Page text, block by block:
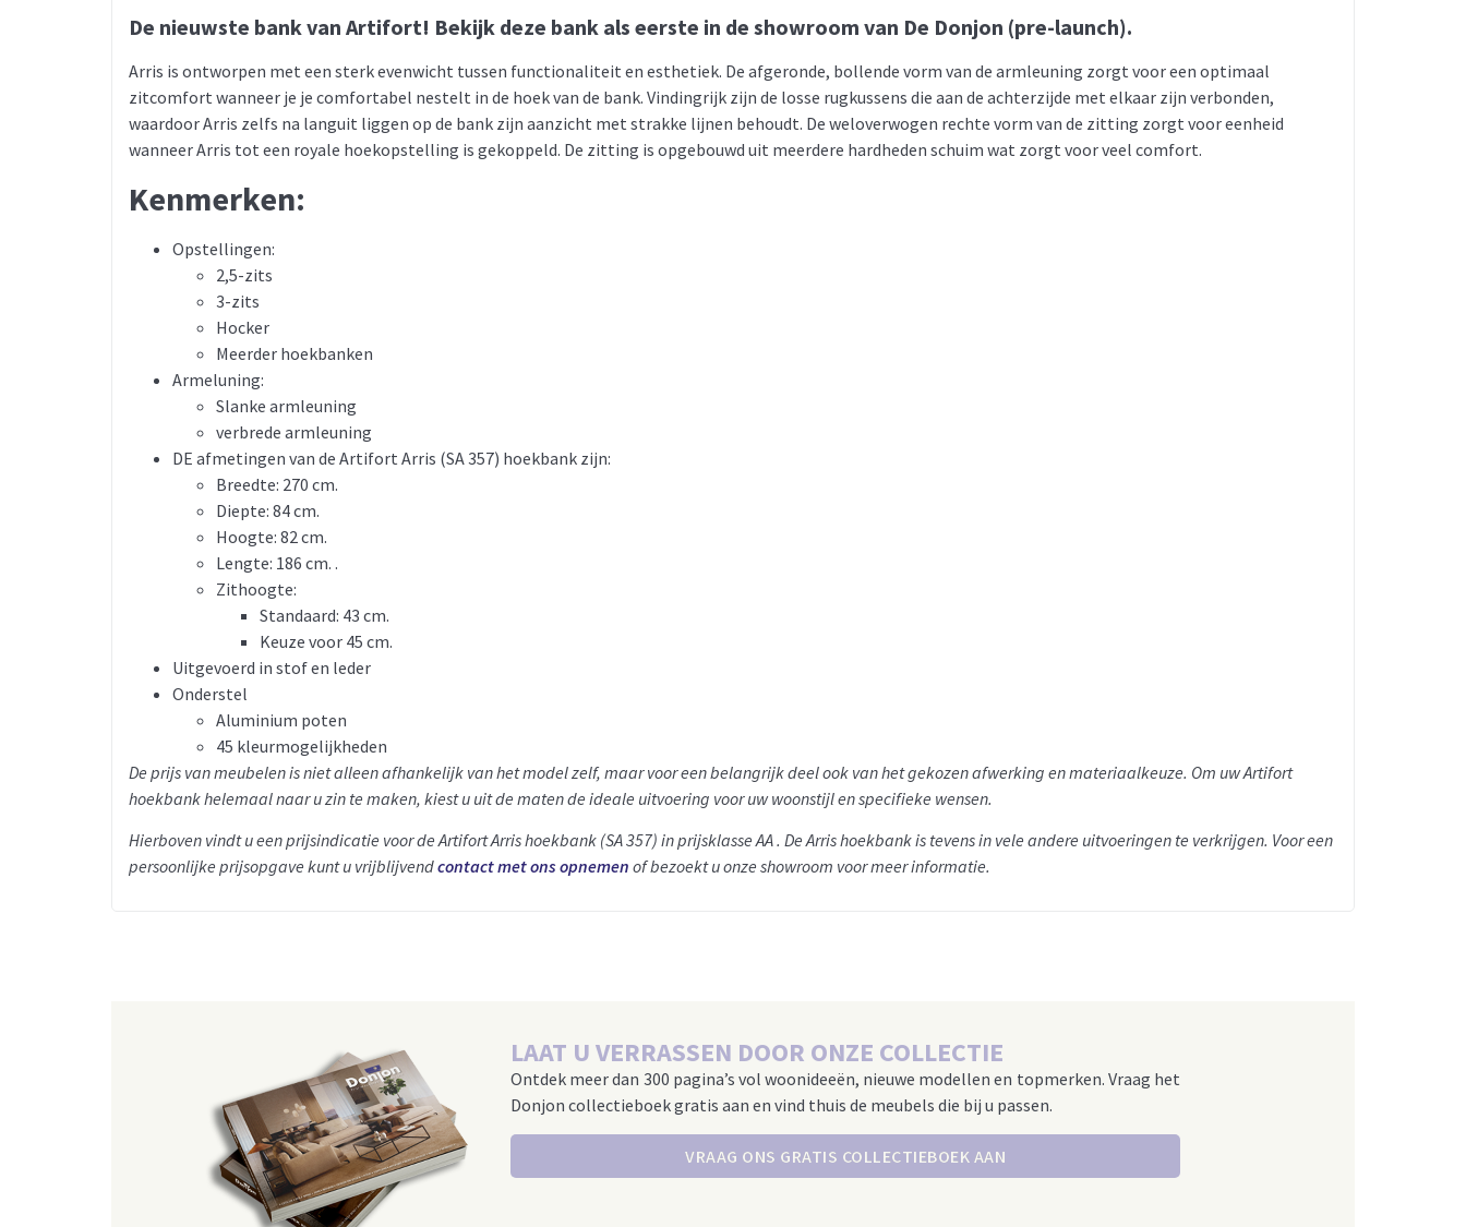
De nieuwste bank van Artifort! Bekijk deze bank als eerste in de showroom van De Donjon (pre-launch).
Arris is ontworpen met een sterk evenwicht tussen functionaliteit en esthetiek. De afgeronde, bollende vorm van de armleuning zorgt voor een optimaal
zitcomfort wanneer je je comfortabel nestelt in de hoek van de bank. Vindingrijk zijn de losse rugkussens die aan de achterzijde met elkaar zijn verbonden,
waardoor Arris zelfs na languit liggen op de bank zijn aanzicht met strakke lijnen behoudt. De weloverwogen rechte vorm van de zitting zorgt voor eenheid
wanneer Arris tot een royale hoekopstelling is gekoppeld. De zitting is opgebouwd uit meerdere hardheden schuim wat zorgt voor veel comfort.
Kenmerken:
Opstellingen:
2,5-zits
3-zits
Hocker
Meerder hoekbanken
Armeluning:
Slanke armleuning
verbrede armleuning
DE afmetingen van de Artifort Arris (SA 357) hoekbank zijn:
Breedte: 270 cm.
Diepte: 84 cm.
Hoogte: 82 cm.
Lengte: 186 cm. .
Zithoogte:
Standaard: 43 cm.
Keuze voor 45 cm.
Uitgevoerd in stof en leder
Onderstel
Aluminium poten
45 kleurmogelijkheden
De prijs van meubelen is niet alleen afhankelijk van het model zelf, maar voor een belangrijk deel ook van het gekozen afwerking en materiaalkeuze. Om uw Artifort
hoekbank helemaal naar u zin te maken, kiest u uit de maten de ideale uitvoering voor uw woonstijl en specifieke wensen.
Hierboven vindt u een prijsindicatie voor de Artifort Arris hoekbank (SA 357) in prijsklasse AA . De Arris hoekbank is tevens in vele andere uitvoeringen te verkrijgen. Voor een
persoonlijke prijsopgave kunt u vrijblijvendcontact met ons opnemen of bezoekt u onze showroom voor meer informatie.
LAAT U VERRASSEN DOOR ONZE COLLECTIE
Ontdek meer dan 300 pagina’s vol woonideeën, nieuwe modellen en topmerken. Vraag het
Donjon collectieboek gratis aan en vind thuis de meubels die bij u passen.
VRAAG ONS GRATIS COLLECTIEBOEK AAN